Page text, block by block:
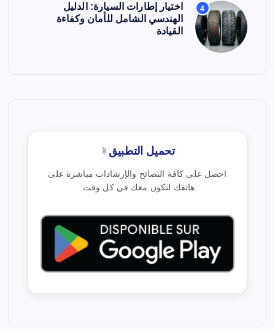
4
اختيار إطارات السيارة: الدليل
الهندسي الشامل للأمان وكفاءة
القيادة
📱 تحميل التطبيق
احصل على كافة النصائح والإرشادات مباشرة على
هاتفك لتكون معك في كل وقت.